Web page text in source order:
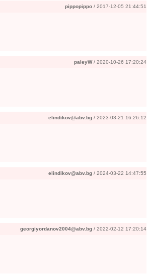
pippopippo / 2017-12-05 21:44:51
paleyW/ 2020-10-26 17:20:24
elindikov@abv.bg / 2023-03-21 16:26:12
elindikov@abv.bg / 2024-03-22 14:47:55
georgiyordanov2004@abv.bg / 2022-02-12 17:20:14